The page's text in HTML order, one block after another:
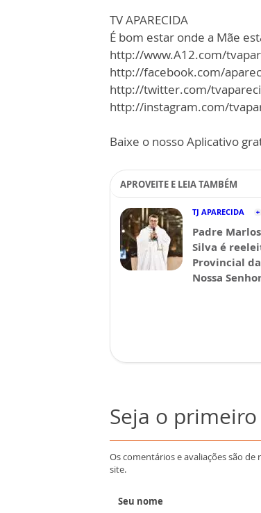
TV APARECIDA
É bom estar onde a Mãe
http://www.A12.com/
http://facebook.com/
http://twitter.com/
http://instagram.com/
Baixe o nosso Aplicativo
APROVEITE E LEIA TAMBÉM
TJ APARECIDA
Padre
Silva é
Provincial
Nossa
Seja o
Os comentários e avaliações são
site.
Seu nome